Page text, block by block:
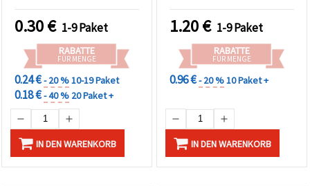
Scrapbooking & DIY-
Verzierungen
0.30€ 1-9 Paket
RABATTE
FÜR MENGE
0.24 €- 20 %10-19 Paket
0.18 €- 40 % 20 Paket +
IN DEN WARENKORB
1.20€ 1-9 Paket
RABATTE
FÜR MENGE
0.96 €- 20 %10 Paket +
IN DEN WARENKORB